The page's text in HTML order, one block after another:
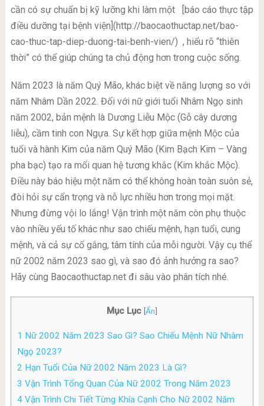
cần có sự chuẩn bị kỹ lưỡng khi làm một
[báo cáo thực tập
điều dưỡng tại bệnh viện](http://baocaothuctap.net/bao-
cao-thuc-tap-diep-duong-tai-benh-vien/) , hiểu rõ “thiên
thời” có thể giúp chúng ta chủ động hơn trong cuộc sống.
Năm 2023 là năm Quý Mão, khác biệt về năng lượng so với
năm Nhâm Dần 2022. Đối với nữ giới tuổi Nhâm Ngọ sinh
năm 2002, bản mệnh là Dương Liễu Mộc (Gỗ cây dương
liễu), cầm tinh con Ngựa. Sự kết hợp giữa mệnh Mộc của
tuổi và hành Kim của năm Quý Mão (Kim Bạch Kim – Vàng
pha bạc) tạo ra mối quan hệ tương khắc (Kim khắc Mộc).
Điều này báo hiệu một năm có thể không hoàn toàn suôn sẻ,
đòi hỏi sự cẩn trọng và nỗ lực nhiều hơn trong mọi mặt.
Nhưng đừng vội lo lắng! Vận trình một năm còn phụ thuộc
vào nhiều yếu tố khác như sao chiếu mệnh, hạn tuổi, cung
mệnh, và cả sự cố gắng, tâm tính của mỗi người. Vậy cụ thể
nữ 2002 năm 2023 sao gì, và sao đó ảnh hưởng ra sao?
Hãy cùng Baocaothuctap.net đi sâu vào phân tích nhé.
Mục Lục [Ẩn]
1 Nữ 2002 Năm 2023 Sao Gì? Sao Chiếu Mệnh Nữ Nhâm
Ngọ 2023?
2 Hạn Tuổi Của Nữ 2002 Năm 2023 Là Gì?
3 Vận Trình Tổng Quan Của Nữ 2002 Trong Năm 2023
4Vận Trình Chi Tiết Từng Khía Cạnh Cho Nữ 2002 Năm